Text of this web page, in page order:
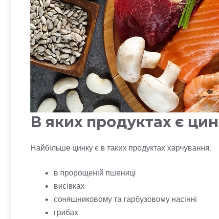
В яких продуктах є
Найбільше цинку є в таких продуктах харчування:
в пророщеній пшениці
висівках
соняшниковому та гарбузовому насінні
грибах